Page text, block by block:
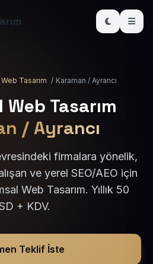
Tasarım / Karaman / Ayrancı
Tasarım
/ Ayrancı
firmalara yönelik,
ve yerel SEO/AEO için
Web Tasarım. Yıllık 50
+ KDV.
Teklif İste